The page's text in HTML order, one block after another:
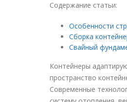
Содержание статьи:
Особенности
Сборка
Свайный
Контейнеры
пространство
Современные